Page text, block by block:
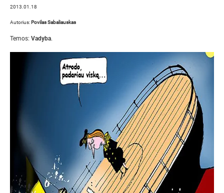
2013.01.18
Autorius: Povilas Sabaliauskas
Temos: Vadyba.